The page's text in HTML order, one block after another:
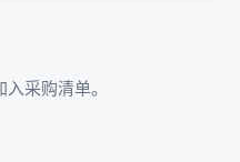
采购清单。